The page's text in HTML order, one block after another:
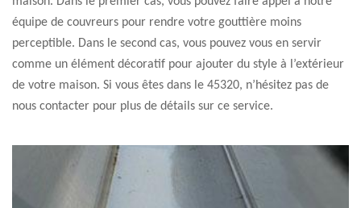
équipe de couvreurs pour rendre votre gouttière moins
perceptible. Dans le second cas, vous pouvez vous en servir
comme un élément décoratif pour ajouter du style à l’extérieur
de votre maison. Si vous êtes dans le 45320, n’hésitez pas de
nous contacter pour plus de détails sur ce service.